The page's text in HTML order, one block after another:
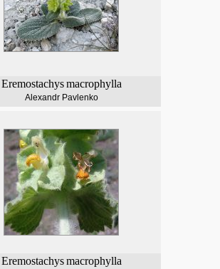
Eremostachys macrophylla
Alexandr Pavlenko
Eremostachys macrophylla